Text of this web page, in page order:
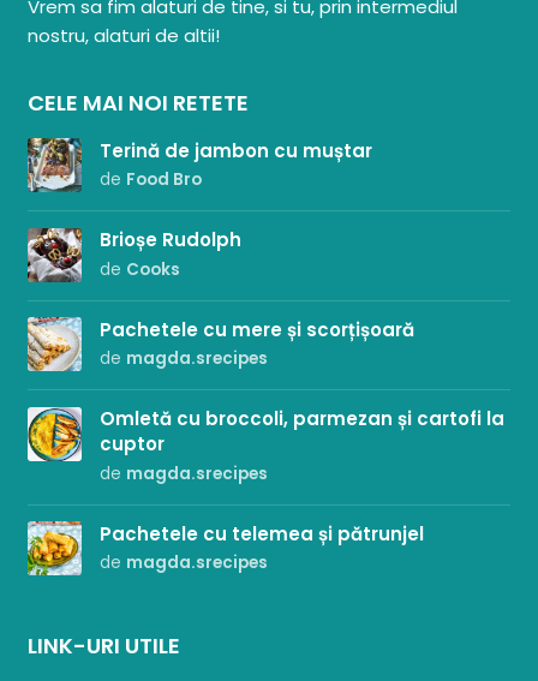
Vrem sa fim alaturi de tine, si tu, prin intermediul
nostru, alaturi de altii!
CELE MAI NOI RETETE
Terină de jambon cu muștar
de Food Bro
Brioșe Rudolph
de Cooks
Pachetele cu mere și scorțișoară
de magda.srecipes
Omletă cu broccoli, parmezan și cartofi la
cuptor
de magda.srecipes
Pachetele cu telemea și pătrunjel
de magda.srecipes
LINK-URI UTILE